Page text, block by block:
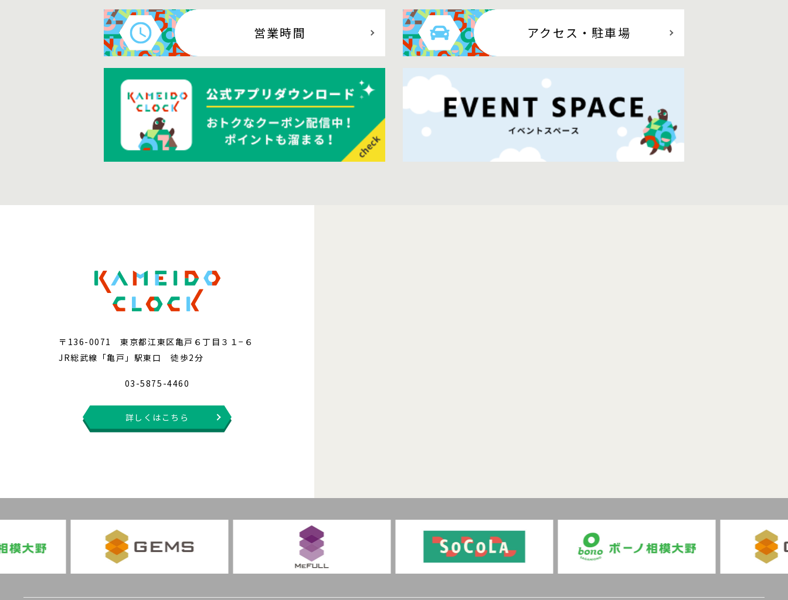
営業時間 アクセス ・駐車場
〒136-0071 東京都江東区亀戸６丁目３１−６
JR総武線「亀戸」駅東口 徒歩2分
03-5875-4460
詳しくはこちら